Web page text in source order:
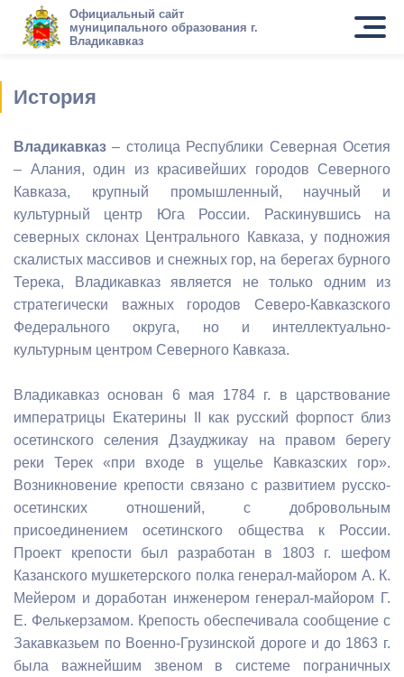
Официальный сайт
муниципального образования г.
Владикавказ
История
Владикавказ – столица Республики Северная Осетия
– Алания, один из красивейших городов Северного
Кавказа, крупный промышленный, научный и
культурный центр Юга России. Раскинувшись на
северных склонах Центрального Кавказа, у подножия
скалистых массивов и снежных гор, на берегах бурного
Терека, Владикавказ является не только одним из
стратегически важных городов Северо-Кавказского
Федерального округа, но и интеллектуально-
культурным центром Северного Кавказа.
Владикавказ основан 6 мая 1784 г. в царствование
императрицы Екатерины II как русский форпост близ
осетинского селения Дзауджикау на правом берегу
реки Терек «при входе в ущелье Кавказских гор».
Возникновение крепости связано с развитием русско-
осетинских отношений, с добровольным
присоединением осетинского общества к России.
Проект крепости был разработан в 1803 г. шефом
Казанского мушкетерского полка генерал-майором А. К.
Мейером и доработан инженером генерал-майором Г.
Е. Фелькерзамом. Крепость обеспечивала сообщение с
Закавказьем по Военно-Грузинской дороге и до 1863 г.
была важнейшим звеном в системе пограничных